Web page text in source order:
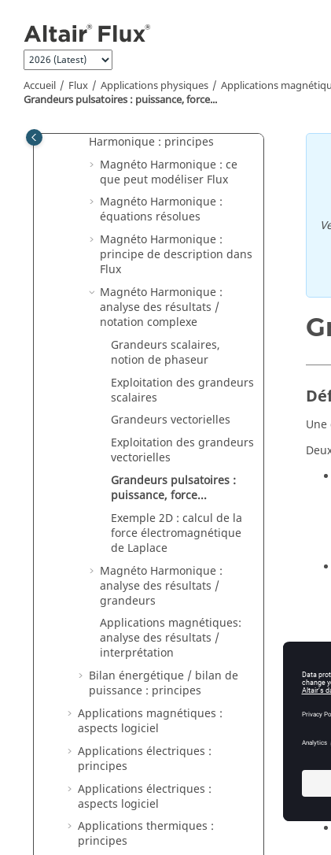
Accueil Flux Applications physiques Applications
Grandeurs pulsatoires : puissance, force...
présentation générale
Application Magnéto Statique :
principes
Application Magnétique
Transitoire : principes
Harmonique : principes
Magnéto Harmonique : ce
que peut modéliser Flux
Magnéto Harmonique :
équations résolues
Magnéto Harmonique :
principe de description dans
Flux
Magnéto Harmonique :
analyse des résultats /
notation complexe
Grandeurs scalaires,
notion de phaseur
Exploitation des grandeurs
scalaires
Grandeurs vectorielles
Exploitation des grandeurs
vectorielles
Grandeurs pulsatoires :
puissance, force...
Exemple 2D : calcul de la
force électromagnétique
de Laplace
Magnéto Harmonique :
analyse des résultats /
grandeurs
Applications magnétiques:
analyse des résultats /
interprétation
Bilan énergétique / bilan de
puissance : principes
Applications magnétiques :
aspects logiciel
Applications électriques :
principes
Applications électriques :
aspects logiciel
Applications thermiques :
principes